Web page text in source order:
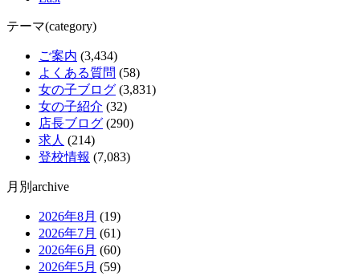
テーマ(category)
ご案内 (3,434)
よくある質問 (58)
女の子ブログ (3,831)
女の子紹介 (32)
店長ブログ (290)
求人 (214)
登校情報 (7,083)
月別archive
2026年8月 (19)
2026年7月 (61)
2026年6月 (60)
2026年5月 (59)